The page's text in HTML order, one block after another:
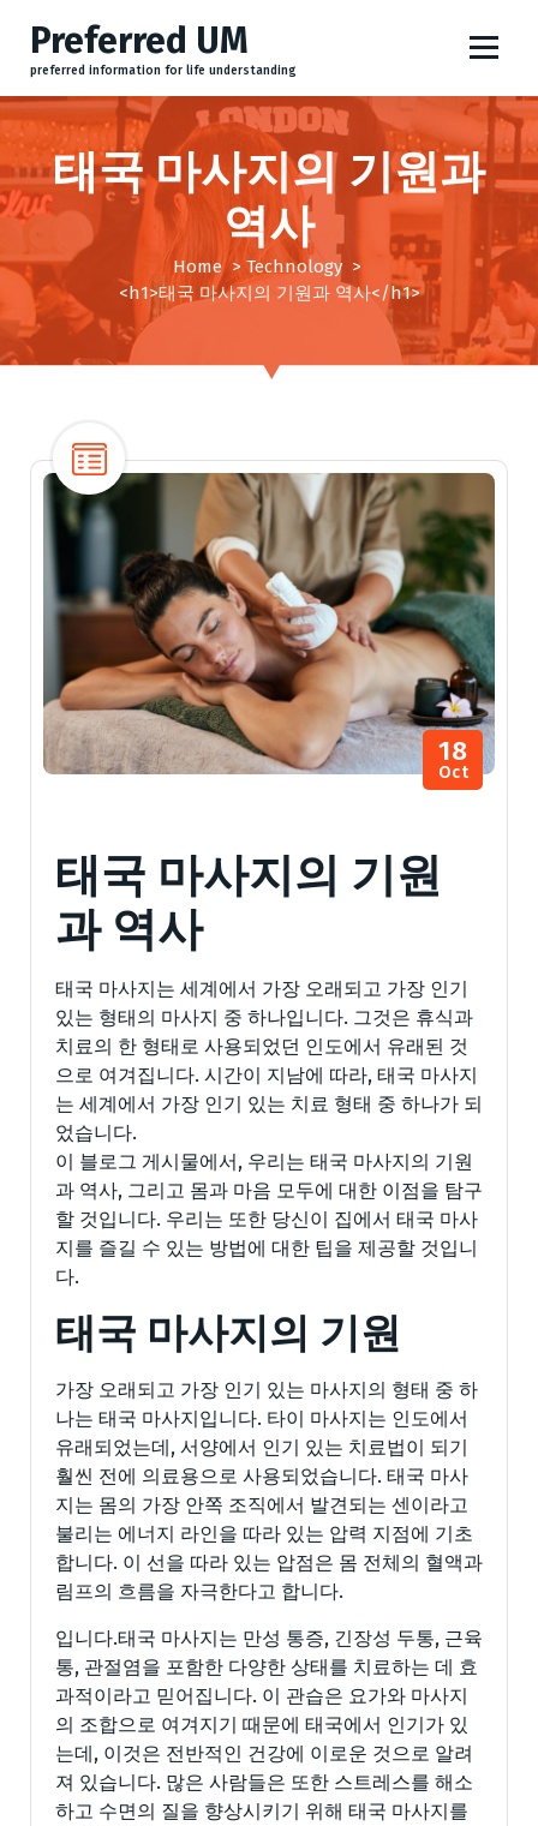
p
t
c
o
t
t
Preferred UM
preferred information for life understanding
태국 마사지의 기원과
역사
Home> Technology>
<h1>태국 마사지의 기원과 역사</h1>
18
Oct
태국 마사지의 기원
과 역사
태국 마사지는 세계에서 가장 오래되고 가장 인기
있는 형태의 마사지 중 하나입니다. 그것은 휴식과
치료의 한 형태로 사용되었던 인도에서 유래된 것
으로 여겨집니다. 시간이 지남에 따라, 태국 마사지
는 세계에서 가장 인기 있는 치료 형태 중 하나가 되
었습니다.
이 블로그 게시물에서, 우리는 태국 마사지의 기원
과 역사, 그리고 몸과 마음 모두에 대한 이점을 탐구
할 것입니다. 우리는 또한 당신이 집에서 태국 마사
지를 즐길 수 있는 방법에 대한 팁을 제공할 것입니
다.
태국 마사지의 기원
가장 오래되고 가장 인기 있는 마사지의 형태 중 하
나는 태국 마사지입니다. 타이 마사지는 인도에서
유래되었는데, 서양에서 인기 있는 치료법이 되기
훨씬 전에 의료용으로 사용되었습니다. 태국 마사
지는 몸의 가장 안쪽 조직에서 발견되는 센이라고
불리는 에너지 라인을 따라 있는 압력 지점에 기초
합니다. 이 선을 따라 있는 압점은 몸 전체의 혈액과
림프의 흐름을 자극한다고 합니다.
입니다.태국 마사지는 만성 통증, 긴장성 두통, 근육
통, 관절염을 포함한 다양한 상태를 치료하는 데 효
과적이라고 믿어집니다. 이 관습은 요가와 마사지
의 조합으로 여겨지기 때문에 태국에서 인기가 있
는데, 이것은 전반적인 건강에 이로운 것으로 알려
져 있습니다. 많은 사람들은 또한 스트레스를 해소
하고 수면의 질을 향상시키기 위해 태국 마사지를